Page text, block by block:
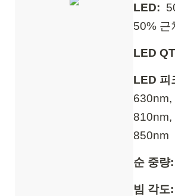
LED:
50% 근
LED
LED 피
630nm,
810nm,
850nm
순 중량:
빔 각도: